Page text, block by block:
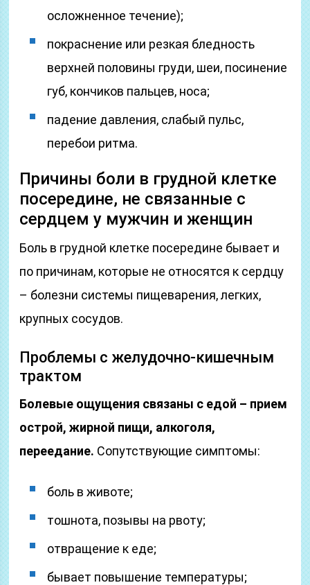
осложненное течение);
покраснение или резкая бледность
верхней половины груди, шеи, посинение
губ, кончиков пальцев, носа;
падение давления, слабый пульс,
перебои ритма.
Причины боли в грудной клетке
посередине, не связанные с
сердцем у мужчин и женщин
Боль в грудной клетке посередине бывает и
по причинам, которые не относятся к сердцу
– болезни системы пищеварения, легких,
крупных сосудов.
Проблемы с желудочно-кишечным
трактом
Болевые ощущения связаны с едой – прием
острой, жирной пищи, алкоголя,
переедание. Сопутствующие симптомы:
боль в животе;
тошнота, позывы на рвоту;
отвращение к еде;
бывает повышение температуры;